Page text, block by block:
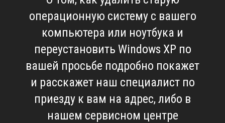
операционную систему с вашего
компьютера или ноутбука и
переустановить Windows XP по
вашей просьбе подробно покажет
и расскажет наш специалист по
приезду к вам на адрес, либо в
нашем сервисном центре